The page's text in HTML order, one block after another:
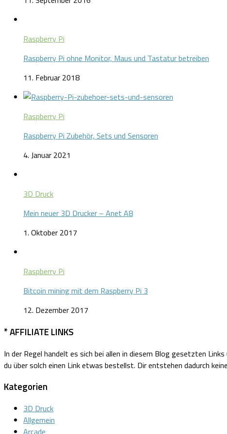
Raspberry Pi
Raspberry Pi ohne Monitor, Maus und Tastatur betreiben
11. Februar 2018
Raspberry Pi
Raspberry Pi Zubehör, Sets und Sensoren
4. Januar 2021
3D Druck
Mein neuer 3D Drucker – Anet A8
1. Oktober 2017
Raspberry Pi
Bitcoin mining mit dem Raspberry Pi 3
12. Dezember 2017
* AFFILIATE LINKS
In der Regel handelt es sich bei allen in diesem Blog gesetzten
du über solch einen Link etwas bestellst. Dir entstehen dadurch
Kategorien
3D Druck
Allgemein
Arcade